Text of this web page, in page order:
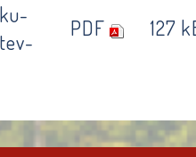
PDF 127